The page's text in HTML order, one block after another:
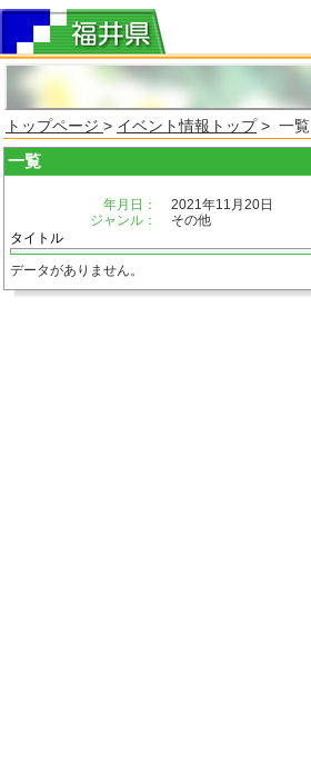
トップページ > イベント情報トップ> 一覧
一覧
年月日：
2021年11月20日
ジャンル：
その他
タイトル
データがありません。